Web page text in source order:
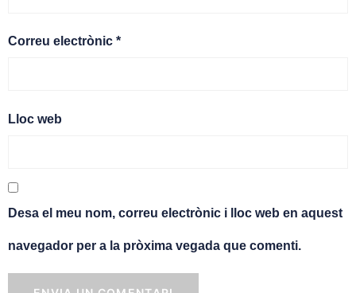
Correu electrònic *
Lloc web
Desa el meu nom, correu electrònic i lloc web en aquest
navegador per a la pròxima vegada que comenti.